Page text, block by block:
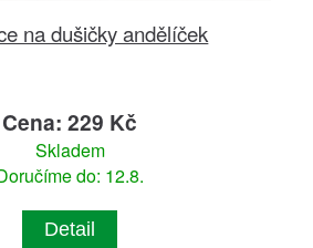
na dušičky andělíček
Cena: 229 Kč
Skladem
do: 12.8.
Detail